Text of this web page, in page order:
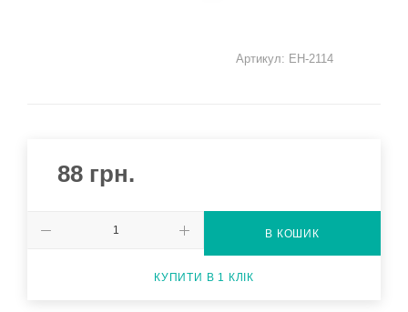
Артикул: EH-2114
88 грн.
В КОШИК
КУПИТИ В 1 КЛІК